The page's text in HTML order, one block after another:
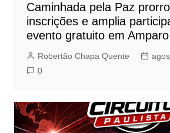
Caminhada pela Paz
inscrições e amplia
evento gratuito em Amparo
Robertão Chapa Quente
0